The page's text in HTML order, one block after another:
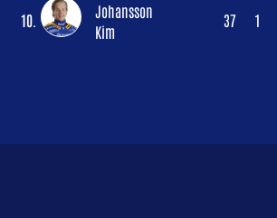
10.
Johansson
Kim
37 1